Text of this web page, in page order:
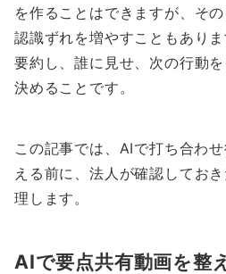
を作ることはできますが、そ
認識ずれを増やすこともあり
要約し、誰に見せ、次の行動
決めることです。
この記事では、AIで打ち合わ
える前に、法人が確認してお
理します。
AIで要点共有動画を整